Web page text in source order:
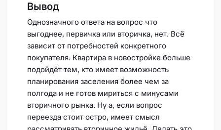
Вывод
Однозначного ответа на вопрос что
выгоднее, первичка или вторичка, нет. Всё
зависит от потребностей конкретного
покупателя. Квартира в новостройке больше
подойдёт тем, кто имеет возможность
планирования заселения более чем за
полгода и не готов мириться с минусами
вторичного рынка. Ну а, если вопрос
переезда стоит остро, имеет смысл